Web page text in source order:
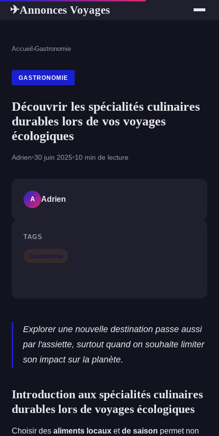
✈Annonces Voyages
Accueil ›Gastronomie
GASTRONOMIE
Découvrir les spécialités culinaires
durables lors de vos voyages
écologiques
Adrien•30 juin 2025•10 min de lecture
Explorer une nouvelle destination passe aussi
par l'assiette, surtout quand on souhaite limiter
son impact sur la planète.
Introduction aux spécialités culinaires
durables lors de voyages écologiques
Choisir des aliments locaux etde saison permet non
A Adrien
TAGS
Gastronomie